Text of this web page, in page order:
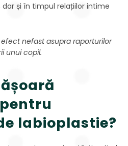
și în timpul relațiilor intime
nefast asupra raporturilor
unui copil.
labioplastie?